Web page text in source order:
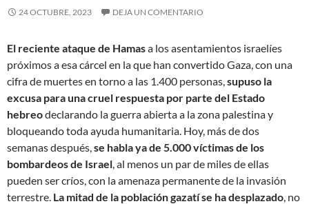
24 OCTUBRE, 2023 DEJA UN COMENTARIO
El reciente ataque de Hamasa los asentamientos israelíes
próximos a esa cárcel en la que han convertido Gaza, con una
cifra de muertes en torno a las 1.400 personas,supuso la
excusa para una cruel respuesta por parte del Estado
hebreodeclarando la guerra abierta a la zona palestina y
bloqueando toda ayuda humanitaria. Hoy, más de dos
semanas después,se habla ya de 5.000 víctimas de los
bombardeos de Israel, al menos un par de miles de ellas
pueden ser críos, con la amenaza permanente de la invasión
terrestre. La mitad de la población gazatí se ha desplazado, no